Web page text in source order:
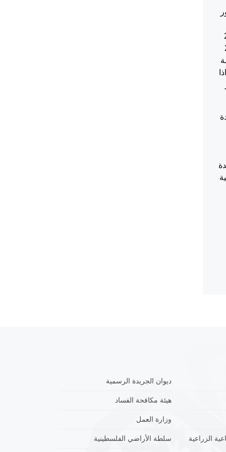
بحضور
200
ديوان الجريدة الرسمية
هيئة مكافحة الفساد
وزارة العمل
الزراعية
سلطة الأراضي الفلسطينية